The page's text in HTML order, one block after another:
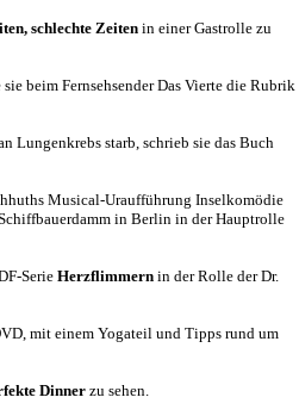
schlechte Zeitenin einer Gastrolle zu
beim Fernsehsender Das Vierte die Rubrik
Lungenkrebs starb, schrieb sie das Buch
Musical-Uraufführung Inselkomödie
in Berlin in der Hauptrolle
Serie Herzflimmern in der Rolle der Dr.
mit einem Yogateil und Tipps rund um
Dinner zu sehen.